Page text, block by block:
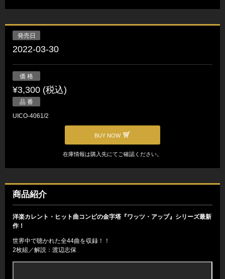
発売日
2022-03-30
価 格
¥3,300 (税込)
品 番
UICO-4061/2
BUY NOW
在庫情報は購入先にてご確認ください。
商品紹介
洋楽カレント・ヒット曲コンピの金字塔『ワッツ・アップ』シリーズ最新
作！
世界中で聴かれた全44曲を収録！！
2枚組／解説：渡辺志保